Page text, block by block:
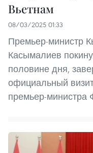
Вьетнам
08/03/2025 01:33
Премьер-министр
Касымалиев
половине дня,
официальный
премьер-министра